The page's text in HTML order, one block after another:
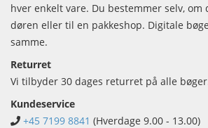
hver enkelt vare. Du bestemmer selv,
døren eller til en pakkeshop. Digitale
samme.
Returret
Vi tilbyder 30 dages returret på alle
Kundeservice
+45 7199 8841 (Hverdage 9.00 - 13.00)